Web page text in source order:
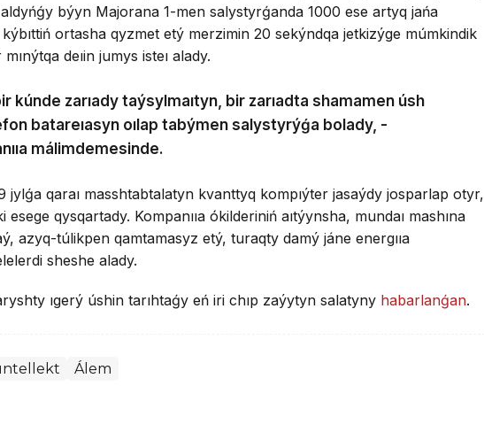
býyn Majorana 1-men salystyrǵanda 1000 ese artyq jańa
ortasha qyzmet etý merzimin 20 sekýndqa jetkizýge múmkindik
deıin jumys isteı alady.
kúnde zarıady taýsylmaıtyn, bir zarıadta shamamen úsh
batareıasyn oılap tabýmen salystyrýǵa bolady, -
málimdemesinde.
jylǵa qaraı masshtabtalatyn kvanttyq kompıýter jasaýdy josparlap otyr,
qysqartady. Kompanııa ókilderiniń aıtýynsha, mundaı mashına
azyq-túlikpen qamtamasyz etý, turaqty damý jáne energııa
sheshe alady.
ıgerý úshin tarıhtaǵy eń iri chıp zaýytyn salatyny habarlanǵan.
Álem